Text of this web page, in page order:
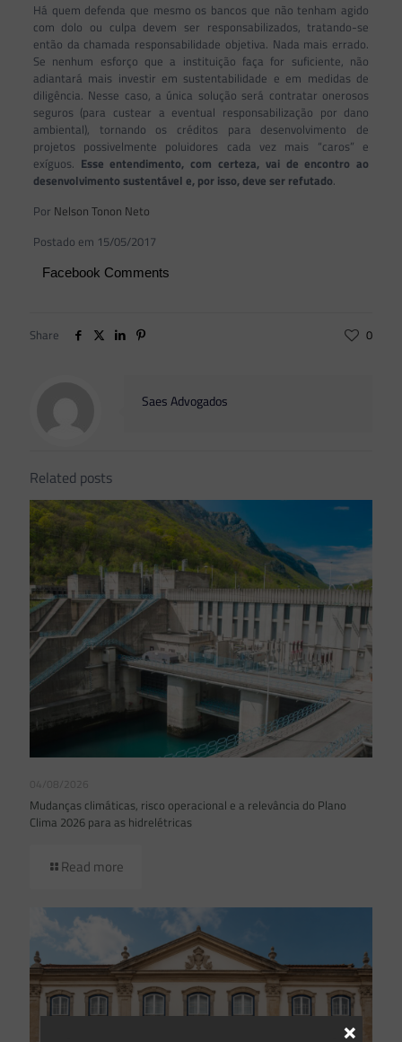
Há quem defenda que mesmo os bancos que não tenham agido
com dolo ou culpa devem ser responsabilizados, tratando-se
então da chamada responsabilidade objetiva. Nada mais errado.
Se nenhum esforço que a instituição faça for suficiente, não
adiantará mais investir em sustentabilidade e em medidas de
diligência. Nesse caso, a única solução será contratar onerosos
seguros (para custear a eventual responsabilização por dano
ambiental), tornando os créditos para desenvolvimento de
projetos possivelmente poluidores cada vez mais “caros” e
exíguos. Esse entendimento, com certeza, vai de encontro ao
desenvolvimento sustentável e, por isso, deve ser refutado.
Por Nelson Tonon Neto
Postado em 15/05/2017
Facebook Comments
Share 0
Saes Advogados
Related posts
04/08/2026
Mudanças climáticas, risco operacional e a relevância do Plano
Clima 2026 para as hidrelétricas
Read more
×